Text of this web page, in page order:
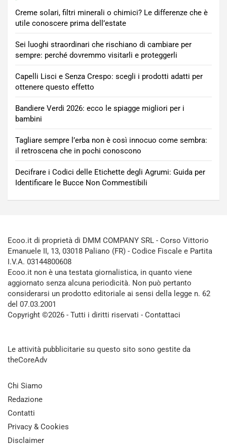
Creme solari, filtri minerali o chimici? Le differenze che è
utile conoscere prima dell’estate
Sei luoghi straordinari che rischiano di cambiare per
sempre: perché dovremmo visitarli e proteggerli
Capelli Lisci e Senza Crespo: scegli i prodotti adatti per
ottenere questo effetto
Bandiere Verdi 2026: ecco le spiagge migliori per i
bambini
Tagliare sempre l’erba non è così innocuo come sembra:
il retroscena che in pochi conoscono
Decifrare i Codici delle Etichette degli Agrumi: Guida per
Identificare le Bucce Non Commestibili
Ecoo.it di proprietà di DMM COMPANY SRL - Corso Vittorio
Emanuele II, 13, 03018 Paliano (FR) - Codice Fiscale e Partita
I.V.A. 03144800608
Ecoo.it non è una testata giornalistica, in quanto viene
aggiornato senza alcuna periodicità. Non può pertanto
considerarsi un prodotto editoriale ai sensi della legge n. 62
del 07.03.2001
Copyright ©2026 - Tutti i diritti riservati - Contattaci
Le attività pubblicitarie su questo sito sono gestite da
theCoreAdv
Chi Siamo
Redazione
Contatti
Privacy & Cookies
Disclaimer